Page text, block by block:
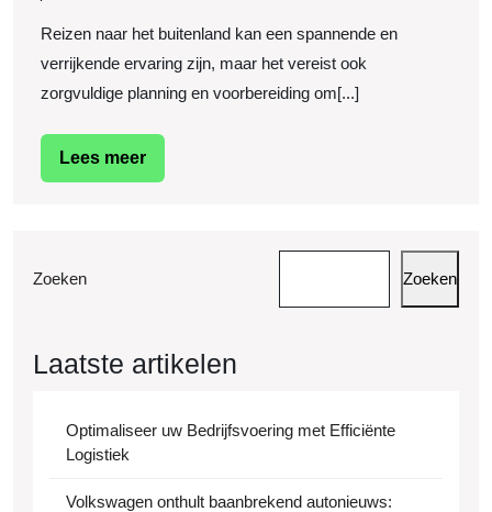
Buitenlandse
Reizen:
tot
Succesvolle
2026
Reizen naar het buitenland kan een spannende en
verrijkende ervaring zijn, maar het vereist ook
zorgvuldige planning en voorbereiding om[...]
Lees meerLees
meer
Zoeken Zoeken
Laatste artikelen
Optimaliseer uw Bedrijfsvoering met Efficiënte
Logistiek
Volkswagen onthult baanbrekend autonieuws: